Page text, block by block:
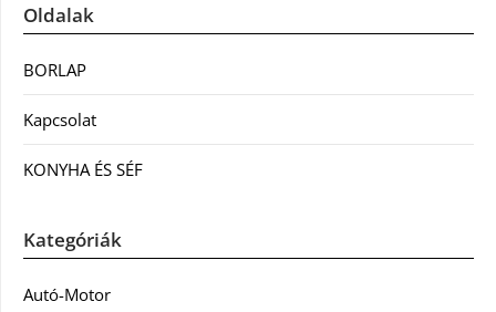
Oldalak
BORLAP
Kapcsolat
KONYHA ÉS SÉF
Kategóriák
Autó-Motor